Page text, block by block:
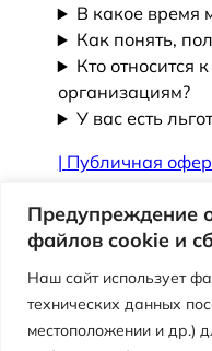
Предупреждение
файлов cookie и
Наш сайт использует
технических данных
местоположении и др.)
В какое время
Как понять,
Кто относится
организациям?
У вас есть
| Публичная